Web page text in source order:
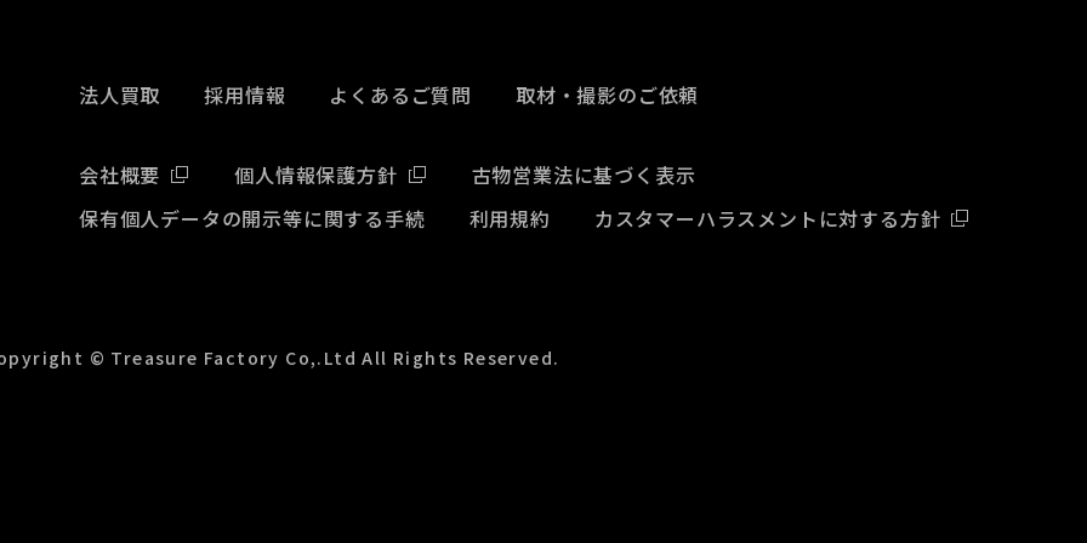
法人買取 採用情報 よくあるご質問 取材・撮影のご依頼
会社概要 個人情報保護方針
古物営業法に基づく表示
保有個人データの開示等に関する手続
利用規約 カスタマーハラスメントに対する方針
© Treasure Factory Co,.Ltd All Rights Reserved.